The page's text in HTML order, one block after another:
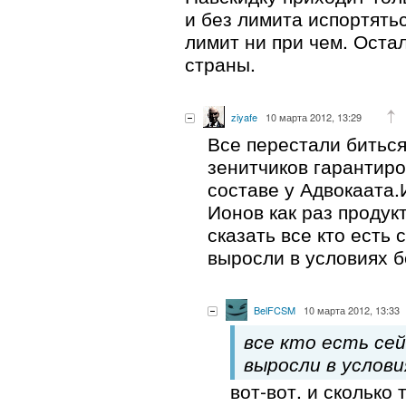
и без лимита
лимит ни при чем.
страны.
ziyafe 10 марта 2012, 13:29
Все перестали
зенитчиков
составе у
Ионов как раз
сказать все кто есть
выросли в условиях
BelFCSM 10 марта 2012, 13:33
все кто есть
выросли в
вот-вот. и сколько